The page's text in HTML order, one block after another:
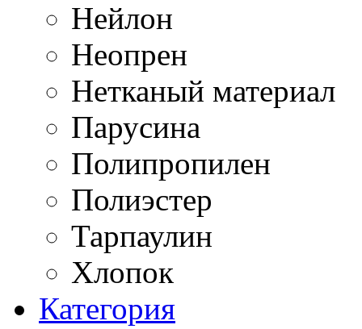
Нейлон
Неопрен
Нетканый материал
Парусина
Полипропилен
Полиэстер
Тарпаулин
Хлопок
Категория